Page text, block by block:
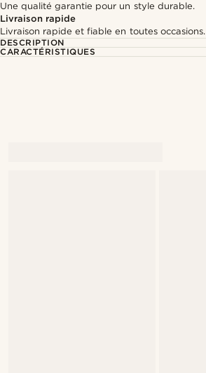
Une qualité garantie pour un style durable.
Livraison rapide
Livraison rapide et fiable en toutes occasions.
DESCRIPTION
CARACTÉRISTIQUES